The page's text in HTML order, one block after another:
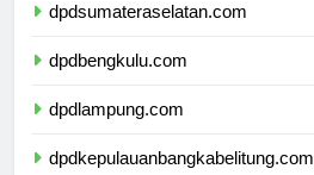
dpdsumateraselatan.com
dpdbengkulu.com
dpdlampung.com
dpdkepulauanbangkabelitung.com